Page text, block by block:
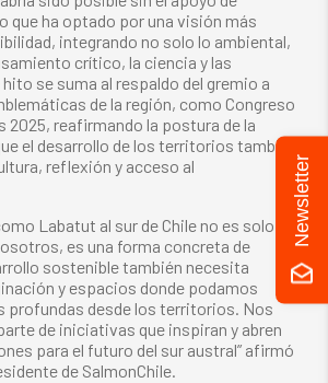
que ha optado por una visión más
integrando no solo lo ambiental,
crítico, la ciencia y las
se suma al respaldo del gremio a
de la región, como Congreso
2025, reafirmando la postura de la
el desarrollo de los territorios también
reflexión y acceso al
Labatut al sur de Chile no es solo un
es una forma concreta de
sostenible también necesita
y espacios donde podamos
profundas desde los territorios. Nos
de iniciativas que inspiran y abren
para el futuro del sur austral” afirmó
de SalmonChile.
Newsletter